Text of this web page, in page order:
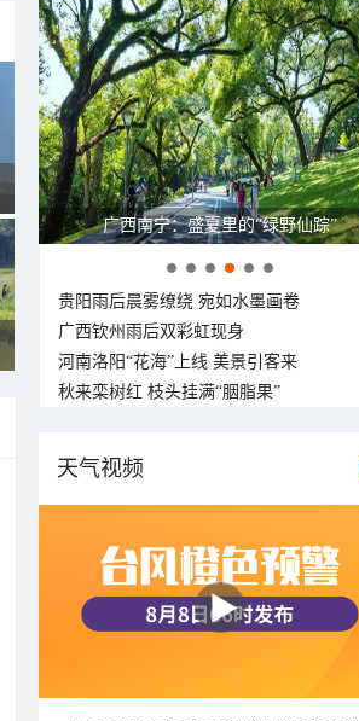
呼伦贝尔草原 藏着最治愈的蓝天白云
贵阳雨后晨雾缭绕 宛如水墨画卷
广西钦州雨后双彩虹现身
河南洛阳“花海”上线 美景引客来
秋来栾树红 枝头挂满“胭脂果”
天气视频